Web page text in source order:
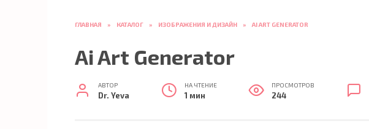
ГЛАВНАЯ » КАТАЛОГ » ИЗОБРАЖЕНИЯ И ДИЗАЙН » AI ART GENERATOR
Ai Art Generator
АВТОР
Dr. Yeva
НА ЧТЕНИЕ
1 мин
ПРОСМОТРОВ
244